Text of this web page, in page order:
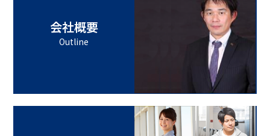
会社概要
Outline